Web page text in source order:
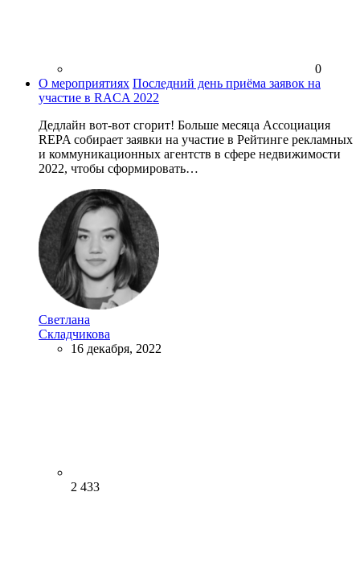
0
О мероприятиях Последний день приёма заявок на
участие в RACA 2022
Дедлайн вот-вот сгорит! Больше месяца Ассоциация
REPA собирает заявки на участие в Рейтинге рекламных
и коммуникационных агентств в сфере недвижимости
2022, чтобы сформировать…
Светлана
Складчикова
16 декабря, 2022
2 433